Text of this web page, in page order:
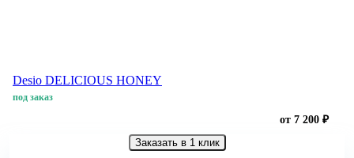
Desio DELICIOUS HONEY
под заказ
от 7 200 ₽
Заказать в 1 клик